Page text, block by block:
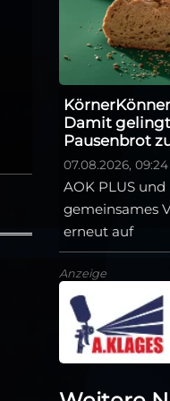
Damit
Pausenbrot
07.08.2026,
AOK PLUS
gemeinsames
erneut auf
Anzeige